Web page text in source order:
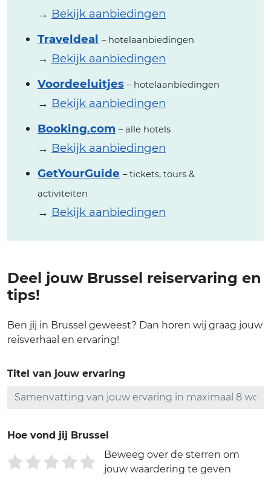
→ Bekijk aanbiedingen
Traveldeal – hotelaanbiedingen
→ Bekijk aanbiedingen
Voordeeluitjes – hotelaanbiedingen
→ Bekijk aanbiedingen
Booking.com – alle hotels
→ Bekijk aanbiedingen
GetYourGuide – tickets, tours &
activiteiten
→ Bekijk aanbiedingen
Deel jouw Brussel reiservaring en
tips!
Ben jij in Brussel geweest? Dan horen wij graag jouw
reisverhaal en ervaring!
Titel van jouw ervaring
Hoe vond jij Brussel
Beweeg over de sterren om
jouw waardering te geven